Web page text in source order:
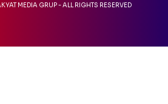
MEDIA GRUP - ALL RIGHTS RESERVED